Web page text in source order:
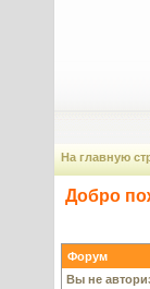
На главную
Добро
Форум
Вы не